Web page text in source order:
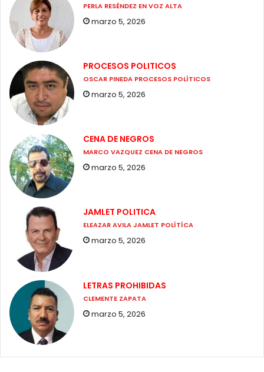
PERLA RESÉNDEZ EN VOZ ALTA
marzo 5, 2026
PROCESOS POLITICOS
OSCAR PINEDA PROCESOS POLÍTICOS
marzo 5, 2026
CENA DE NEGROS
MARCO VAZQUEZ CENA DE NEGROS
marzo 5, 2026
JAMLET POLITICA
ELEAZAR AVILA JAMLET POLÍTÍCA
marzo 5, 2026
LETRAS PROHIBIDAS
CLEMENTE ZAPATA
marzo 5, 2026